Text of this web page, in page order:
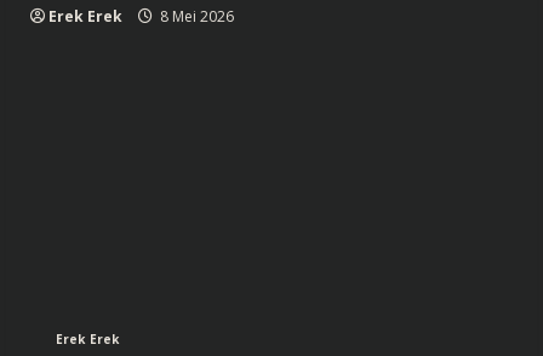
Erek Erek 8 Mei 2026
Erek Erek